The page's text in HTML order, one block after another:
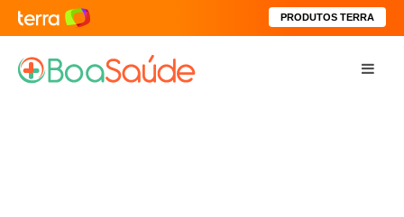
PRODUTOS TERRA